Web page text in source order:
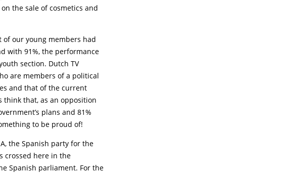
the sale of cosmetics and
our young members had
with 91%, the performance
section. Dutch TV
are members of a political
and that of the current
think that, as an opposition
plans and 81%
to be proud of!
the Spanish party for the
crossed here in the
Spanish parliament. For the